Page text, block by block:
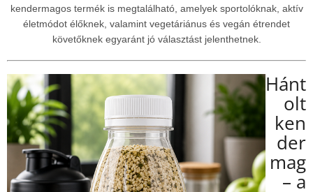
kendermagos termék is megtalálható, amelyek sportolóknak, aktív
életmódot élőknek, valamint vegetáriánus és vegán étrendet
követőknek egyaránt jó választást jelenthetnek.
Hánt
olt
ken
der
mag
– a